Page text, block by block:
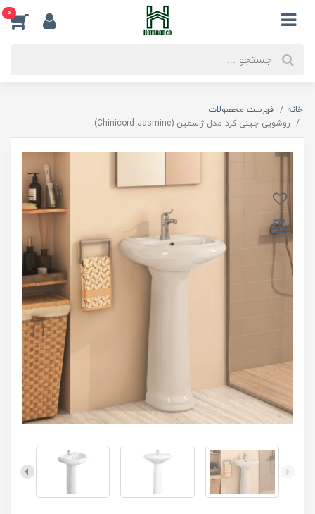
0
خانه
فهرست محصولات
روشویی چینی کرد مدل ژاسمین (Chinicord Jasmine)